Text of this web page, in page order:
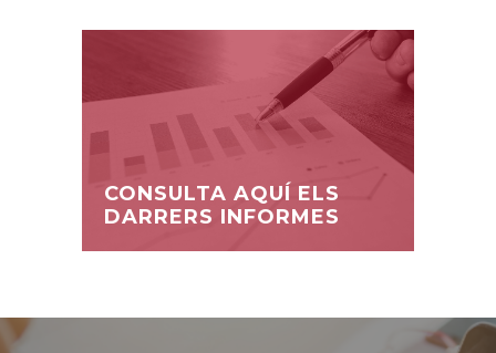
CONSULTA AQUÍ ELS
DARRERS INFORMES